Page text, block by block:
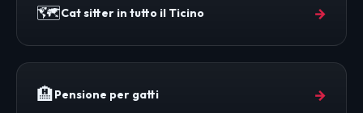
🗺️Cat sitter in tutto il Ticino →
🏨Pensione per gatti →